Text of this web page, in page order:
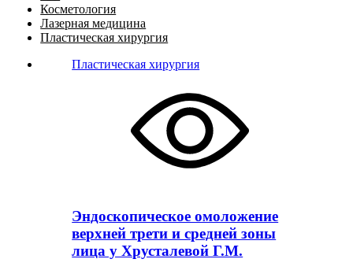
Косметология
Лазерная медицина
Пластическая хирургия
Пластическая хирургия
Эндоскопическое омоложение
верхней трети и средней зоны
лица у Хрусталевой Г.М.